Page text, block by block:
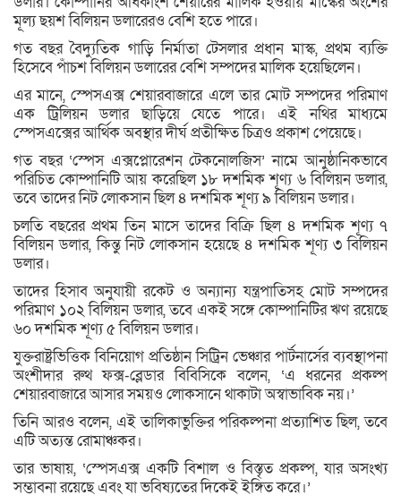
মূল্য ছয়শ বিলিয়ন ডলারেরও বেশি হতে পারে।
গত বছর বৈদ্যুতিক গাড়ি নির্মাতা টেসলার প্রধান মাস্ক, প্রথম ব্যক্তি
হিসেবে পাঁচশ বিলিয়ন ডলারের বেশি সম্পদের মালিক হয়েছিলেন।
এর মানে, স্পেসএক্স শেয়ারবাজারে এলে তার মোট সম্পদের পরিমাণ
এক ট্রিলিয়ন ডলার ছাড়িয়ে যেতে পারে। এই নথির মাধ্যমে
স্পেসএক্সের আর্থিক অবস্থার দীর্ঘ প্রতীক্ষিত চিত্রও প্রকাশ পেয়েছে।
গত বছর ‘স্পেস এক্সপ্লোরেশন টেকনোলজিস’ নামে আনুষ্ঠানিকভাবে
পরিচিত কোম্পানিটি আয় করেছিল ১৮ দশমিক শূণ্য ৬ বিলিয়ন ডলার,
তবে তাদের নিট লোকসান ছিল ৪ দশমিক শূণ্য ৯ বিলিয়ন ডলার।
চলতি বছরের প্রথম তিন মাসে তাদের বিক্রি ছিল ৪ দশমিক শূণ্য ৭
বিলিয়ন ডলার, কিন্তু নিট লোকসান হয়েছে ৪ দশমিক শূণ্য ৩ বিলিয়ন
ডলার।
তাদের হিসাব অনুযায়ী রকেট ও অন্যান্য যন্ত্রপাতিসহ মোট সম্পদের
পরিমাণ ১০২ বিলিয়ন ডলার, তবে একই সঙ্গে কোম্পানিটির ঋণ রয়েছে
৬০ দশমিক শূণ্য ৫ বিলিয়ন ডলার।
যুক্তরাষ্ট্রভিত্তিক বিনিয়োগ প্রতিষ্ঠান সিট্রিন ভেঞ্চার পার্টনার্সের ব্যবস্থাপনা
অংশীদার রুথ ফক্স-ব্লেডার বিবিসিকে বলেন, ‘এ ধরনের প্রকল্প
শেয়ারবাজারে আসার সময়ও লোকসানে থাকাটা অস্বাভাবিক নয়।’
তিনি আরও বলেন, এই তালিকাভুক্তির পরিকল্পনা প্রত্যাশিত ছিল, তবে
এটি অত্যন্ত রোমাঞ্চকর।
তার ভাষায়, ‘স্পেসএক্স একটি বিশাল ও বিস্তৃত প্রকল্প, যার অসংখ্য
সম্ভাবনা রয়েছে এবং যা ভবিষ্যতের দিকেই ইঙ্গিত করে।’